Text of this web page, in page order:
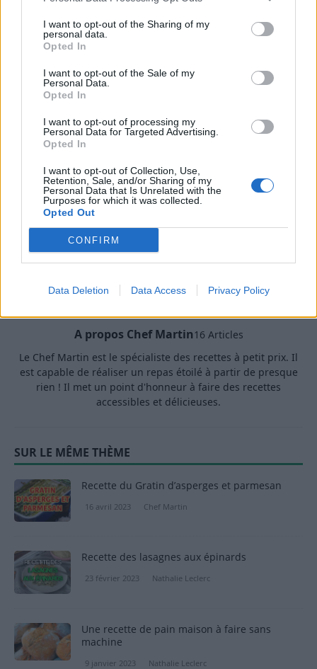
I want to opt-out of the Sharing of my
personal data.
Opted In
I want to opt-out of the Sale of my
Personal Data.
Opted In
I want to opt-out of processing my
Personal Data for Targeted Advertising.
Opted In
I want to opt-out of Collection, Use,
Retention, Sale, and/or Sharing of my
Personal Data that Is Unrelated with the
Purposes for which it was collected.
Opted Out
CONFIRM
Data Deletion Data Access Privacy Policy
La ratatouille, un plat convivial et
savoureux
La ratatouille est plus qu’une simple recette, c’est une
invitation au partage et à la convivialité. Ce plat
et celles de vos convives. Bon appétit !
RECETTE DE CUISINE
A propos Chef Martin16 Articles
Le Chef Martin est le spécialiste des recettes à petit prix. Il
est capable de réaliser un repas étoilé à partir de presque
rien ! Il met un point d'honneur à faire des recettes
accessibles et délicieuses.
SUR LE MÊME THÈME
Recette du Gratin d’asperges et parmesan
16 avril 2023 Chef Martin
Recette des lasagnes aux épinards
23 février 2023 Nathalie Leclerc
Une recette de pain maison à faire sans
machine
9 janvier 2023 Nathalie Leclerc